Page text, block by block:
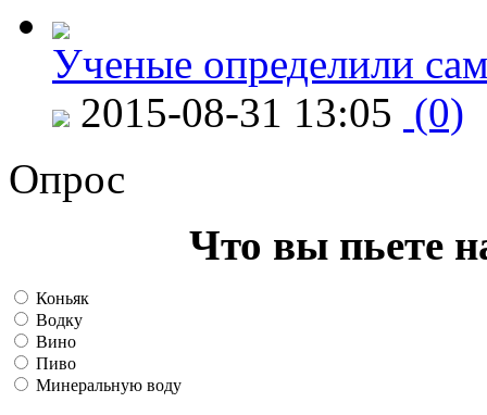
Ученые определили
2015-08-31 13:05 (0)
Опрос
Что вы пьете
Коньяк
Водку
Вино
Пиво
Минеральную воду